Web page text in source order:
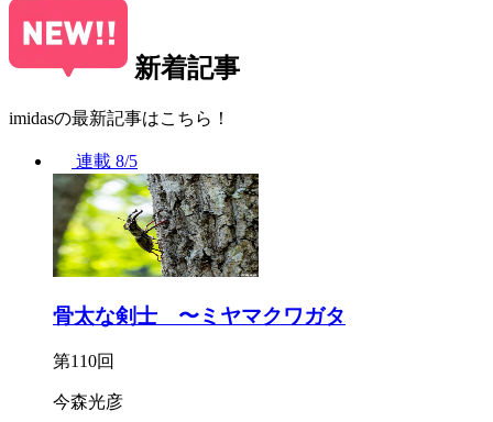
新着記事
imidasの最新記事はこちら！
連載 8/5
骨太な剣士 〜ミヤマクワガタ
第110回
今森光彦